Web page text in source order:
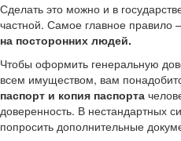
Сделать это можно и в
частной. Самое главное правило –
на посторонних людей.
Чтобы оформить генеральную
всем имуществом, вам
паспорт и копия паспорта
доверенность. В нестандартных
попросить дополнительные